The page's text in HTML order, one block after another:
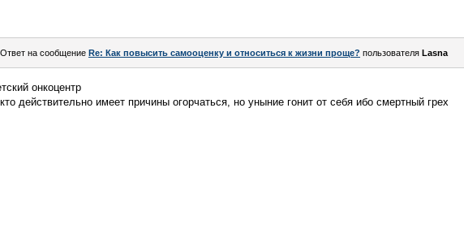
Ответ на сообщение Re: Как повысить самооценку и относиться к жизни проще? пользователя Lasna
онкоцентр
действительно имеет причины огорчаться, но уныние гонит от себя ибо смертный грех